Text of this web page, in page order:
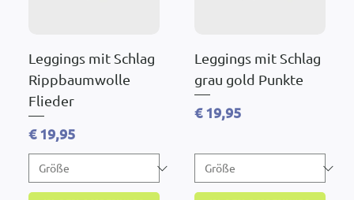
Leggings mit Schlag
Rippbaumwolle
Flieder
Preis
€ 19,95
Leggings mit Schlag
grau gold Punkte
Preis
€ 19,95